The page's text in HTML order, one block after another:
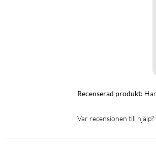
Recenserad produkt:
Var recensionen till hjälp?